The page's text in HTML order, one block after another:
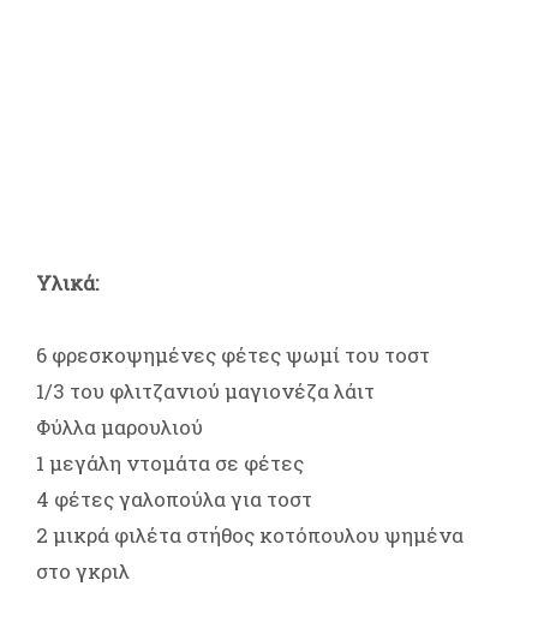
Υλικά:
6 φρεσκοψημένες φέτες ψωμί του τοστ
1/3 του φλιτζανιού μαγιονέζα λάιτ
Φύλλα μαρουλιού
1 μεγάλη ντομάτα σε φέτες
4 φέτες γαλοπούλα για τοστ
2 μικρά φιλέτα στήθος κοτόπουλου ψημένα
στο γκριλ